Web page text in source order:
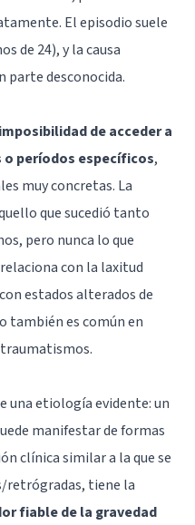
El episodio suele
de 24), y la causa
parte desconocida.
de acceder a
períodos específicos,
muy concretas. La
que sucedió tanto
pero nunca lo que
con la laxitud
estados alterados de
también es común en
una etiología evidente: un
manifestar de formas
clínica similar a la que se
retrógradas, tiene la
fiable de la gravedad